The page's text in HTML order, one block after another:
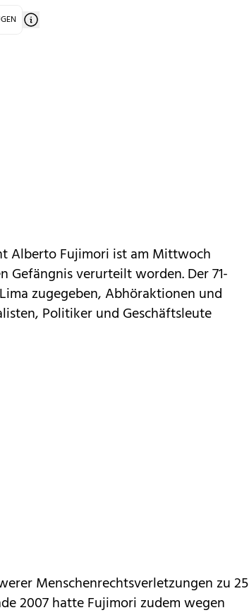
Alberto Fujimori ist am Mittwoch
Gefängnis verurteilt worden.Der 71-
zugegeben, Abhöraktionen und
Politiker und Geschäftsleute
Menschenrechtsverletzungen zu 25
2007 hatte Fujimori zudem wegen